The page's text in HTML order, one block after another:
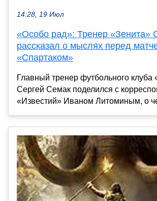
14:28, 19 Июл
«Особо рад»: Тренер «Зенита»
рассказал о мыслях перед
«Спартаком»
Главный тренер футбольного клуба
Сергей Семак поделился с
«Известий» Иваном Литоминым, о